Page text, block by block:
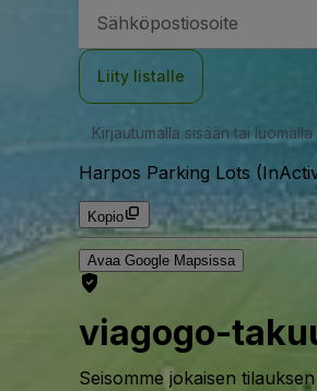
Liity listalle
Kirjautumalla sisään tai
Harpos Parking Lots
Kopio
Avaa Google Mapsissa
viagogo-
Seisomme jokaisen